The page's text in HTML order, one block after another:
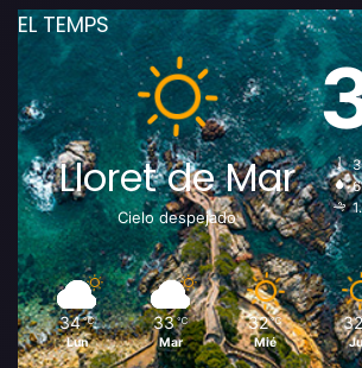
EL TEMPS
Lloret de Mar
Cielo despejado
34 ℃
Lun
33 ℃
Mar
32 ℃
Mié
32